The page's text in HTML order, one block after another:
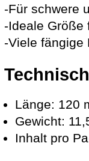
-Für schwere
-Ideale Größe
-Viele fängige
Länge: 120
Gewicht:
Inhalt pro